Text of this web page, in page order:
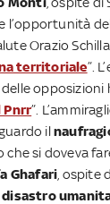
l’opportunità
Orazio
territoriale”.
opposizioni
Pnrr”.
il
si doveva
Ghafari , ospite